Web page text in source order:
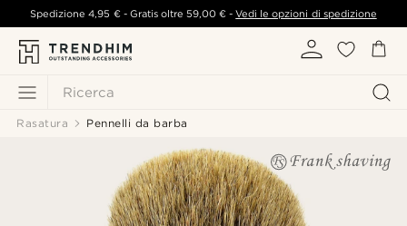
Ricerca
Spedizione4,95 €- Gratis oltre 59,00 € -Vedi le opzioni di spedizione
Rasatura Pennelli da barba